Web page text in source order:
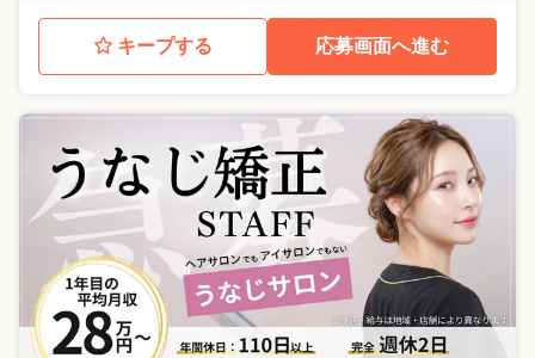
キープする 応募画面へ進む